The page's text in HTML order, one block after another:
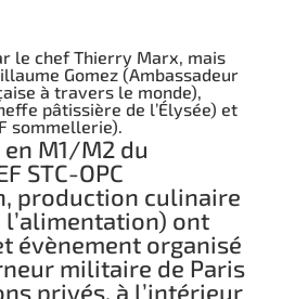
le chef Thierry Marx, mais
Gomez (Ambassadeur
à travers le monde),
pâtissière de l’Élysée) et
sommellerie).
M1/M2 du
STC-OPC
production culinaire
ont
évènement organisé
militaire de Paris
privés, à l’intérieur